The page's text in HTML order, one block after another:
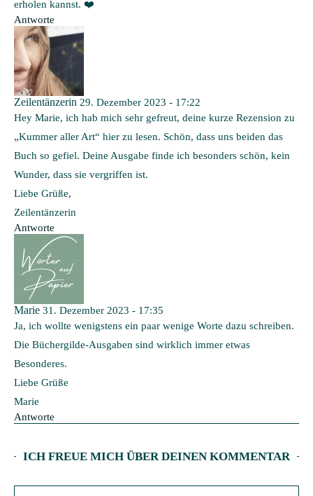
erholen kannst. ❤️
Antworte
Zeilentänzerin 29. Dezember 2023 - 17:22
Hey Marie, ich hab mich sehr gefreut, deine kurze Rezension zu
„Kummer aller Art“ hier zu lesen. Schön, dass uns beiden das
Buch so gefiel. Deine Ausgabe finde ich besonders schön, kein
Wunder, dass sie vergriffen ist.
Liebe Grüße,
Zeilentänzerin
Antworte
Marie 31. Dezember 2023 - 17:35
Ja, ich wollte wenigstens ein paar wenige Worte dazu schreiben.
Die Büchergilde-Ausgaben sind wirklich immer etwas
Besonderes.
Liebe Grüße
Marie
Antworte
ICH FREUE MICH ÜBER DEINEN KOMMENTAR